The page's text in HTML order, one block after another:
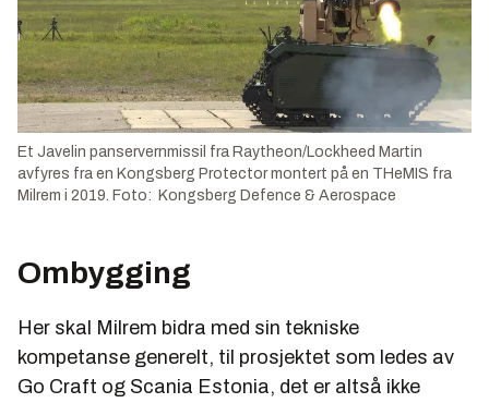
Et Javelin panservernmissil fra Raytheon/Lockheed Martin
avfyres fra en Kongsberg Protector montert på en THeMIS fra
Milrem i 2019. Foto: Kongsberg Defence & Aerospace
Ombygging
Her skal Milrem bidra med sin tekniske
kompetanse generelt, til prosjektet som ledes av
Go Craft og Scania Estonia, det er altså ikke